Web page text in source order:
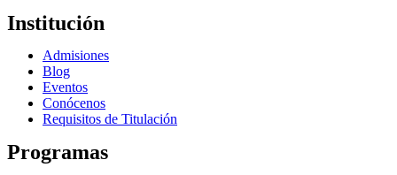
Institución
Admisiones
Blog
Eventos
Conócenos
Requisitos de Titulación
Programas